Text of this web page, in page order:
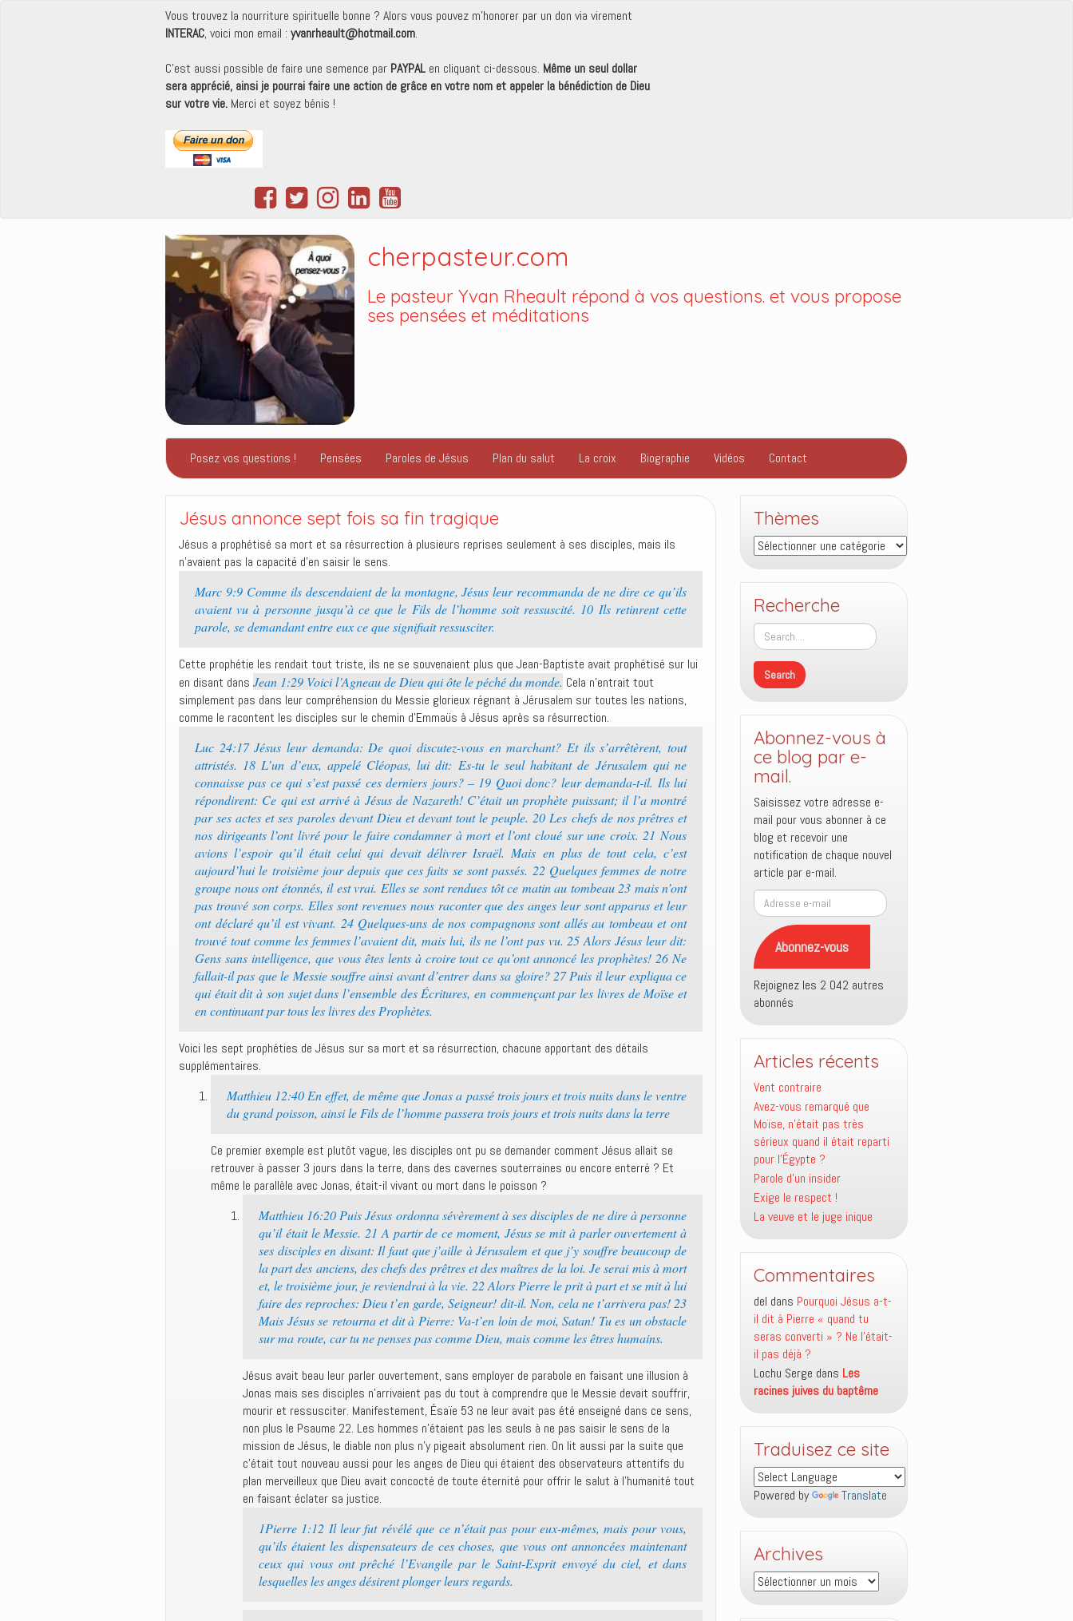
Vous trouvez la nourriture spirituelle bonne ? Alors vous pouvez m'honorer par un don via virement
INTERAC, voici mon email : yvanrheault@hotmail.com.
C'est aussi possible de faire une semence par PAYPAL en cliquant ci-dessous. Même un seul dollar
sera apprécié, ainsi je pourrai faire une action de grâce en votre nom et appeler la bénédiction de Dieu
sur votre vie. Merci et soyez bénis !
cherpasteur.com
Le pasteur Yvan Rheault répond à vos questions. et vous propose
ses pensées et méditations
Posez vos questions ! Pensées Paroles de Jésus Plan du salut La croix Biographie Vidéos Contact
Jésus annonce sept fois sa fin tragique
Jésus a prophétisé sa mort et sa résurrection à plusieurs reprises seulement à ses disciples, mais ils
n’avaient pas la capacité d’en saisir le sens.
Marc 9:9 Comme ils descendaient de la montagne, Jésus leur recommanda de ne dire ce qu’ils
avaient vu à personne jusqu’à ce que le Fils de l’homme soit ressuscité. 10 Ils retinrent cette
parole, se demandant entre eux ce que signifiait ressusciter.
Cette prophétie les rendait tout triste, ils ne se souvenaient plus que Jean-Baptiste avait prophétisé sur lui
en disant dans Jean 1:29 Voici l’Agneau de Dieu qui ôte le péché du monde. Cela n’entrait tout
simplement pas dans leur compréhension du Messie glorieux régnant à Jérusalem sur toutes les nations,
comme le racontent les disciples sur le chemin d’Emmaüs à Jésus après sa résurrection.
Luc 24:17 Jésus leur demanda: De quoi discutez-vous en marchant? Et ils s’arrêtèrent, tout
attristés. 18 L’un d’eux, appelé Cléopas, lui dit: Es-tu le seul habitant de Jérusalem qui ne
connaisse pas ce qui s’est passé ces derniers jours? – 19 Quoi donc? leur demanda-t-il. Ils lui
répondirent: Ce qui est arrivé à Jésus de Nazareth! C’était un prophète puissant; il l’a montré
par ses actes et ses paroles devant Dieu et devant tout le peuple. 20 Les chefs de nos prêtres et
nos dirigeants l’ont livré pour le faire condamner à mort et l’ont cloué sur une croix. 21 Nous
avions l’espoir qu’il était celui qui devait délivrer Israël. Mais en plus de tout cela, c’est
aujourd’hui le troisième jour depuis que ces faits se sont passés. 22 Quelques femmes de notre
groupe nous ont étonnés, il est vrai. Elles se sont rendues tôt ce matin au tombeau 23 mais n’ont
pas trouvé son corps. Elles sont revenues nous raconter que des anges leur sont apparus et leur
ont déclaré qu’il est vivant. 24 Quelques-uns de nos compagnons sont allés au tombeau et ont
trouvé tout comme les femmes l’avaient dit, mais lui, ils ne l’ont pas vu. 25 Alors Jésus leur dit:
Gens sans intelligence, que vous êtes lents à croire tout ce qu’ont annoncé les prophètes! 26 Ne
fallait-il pas que le Messie souffre ainsi avant d’entrer dans sa gloire? 27 Puis il leur expliqua ce
qui était dit à son sujet dans l’ensemble des Écritures, en commençant par les livres de Moïse et
en continuant par tous les livres des Prophètes.
Voici les sept prophéties de Jésus sur sa mort et sa résurrection, chacune apportant des détails
supplémentaires.
Matthieu 12:40 En effet, de même que Jonas a passé trois jours et trois nuits dans le ventre
du grand poisson, ainsi le Fils de l’homme passera trois jours et trois nuits dans la terre
Ce premier exemple est plutôt vague, les disciples ont pu se demander comment Jésus allait se
retrouver à passer 3 jours dans la terre, dans des cavernes souterraines ou encore enterré ? Et
même le parallèle avec Jonas, était-il vivant ou mort dans le poisson ?
Matthieu 16:20 Puis Jésus ordonna sévèrement à ses disciples de ne dire à personne
qu’il était le Messie. 21 A partir de ce moment, Jésus se mit à parler ouvertement à
ses disciples en disant: Il faut que j’aille à Jérusalem et que j’y souffre beaucoup de
la part des anciens, des chefs des prêtres et des maîtres de la loi. Je serai mis à mort
et, le troisième jour, je reviendrai à la vie. 22 Alors Pierre le prit à part et se mit à lui
faire des reproches: Dieu t’en garde, Seigneur! dit-il. Non, cela ne t’arrivera pas! 23
Mais Jésus se retourna et dit à Pierre: Va-t’en loin de moi, Satan! Tu es un obstacle
sur ma route, car tu ne penses pas comme Dieu, mais comme les êtres humains.
Jésus avait beau leur parler ouvertement, sans employer de parabole en faisant une illusion à
Jonas mais ses disciples n’arrivaient pas du tout à comprendre que le Messie devait souffrir,
mourir et ressusciter. Manifestement, Ésaïe 53 ne leur avait pas été enseigné dans ce sens,
non plus le Psaume 22. Les hommes n’étaient pas les seuls à ne pas saisir le sens de la
mission de Jésus, le diable non plus n’y pigeait absolument rien. On lit aussi par la suite que
c’était tout nouveau aussi pour les anges de Dieu qui étaient des observateurs attentifs du
plan merveilleux que Dieu avait concocté de toute éternité pour offrir le salut à l’humanité tout
en faisant éclater sa justice.
1Pierre 1:12 Il leur fut révélé que ce n’était pas pour eux-mêmes, mais pour vous,
qu’ils étaient les dispensateurs de ces choses, que vous ont annoncées maintenant
ceux qui vous ont prêché l’Evangile par le Saint-Esprit envoyé du ciel, et dans
lesquelles les anges désirent plonger leurs regards.
Thèmes
Thèmes
Recherche
Abonnez-vous à
ce blog par e-
mail.
Saisissez votre adresse e-
mail pour vous abonner à ce
blog et recevoir une
notification de chaque nouvel
article par e-mail.
Adresse
e-
mail
Abonnez-vous
Rejoignez les 2 042 autres
abonnés
Articles récents
Vent contraire
Avez-vous remarqué que
Moïse, n’était pas très
sérieux quand il était reparti
pour l’Égypte ?
Parole d’un insider
Exige le respect !
La veuve et le juge inique
Commentaires
del dans Pourquoi Jésus a-t-
il dit à Pierre « quand tu
seras converti » ? Ne l’était-
il pas déjà ?
Lochu Serge dans Les
racines juives du baptême
Traduisez ce site
Powered by Translate
Archives
Archives